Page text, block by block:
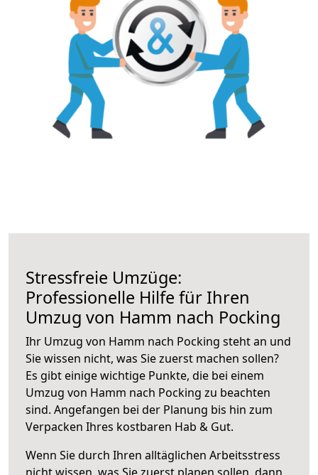
Stressfreie Umzüge:
Professionelle Hilfe für Ihren
Umzug von Hamm nach Pocking
Ihr Umzug von Hamm nach Pocking steht an und
Sie wissen nicht, was Sie zuerst machen sollen?
Es gibt einige wichtige Punkte, die bei einem
Umzug von Hamm nach Pocking zu beachten
sind. Angefangen bei der Planung bis hin zum
Verpacken Ihres kostbaren Hab & Gut.
Wenn Sie durch Ihren alltäglichen Arbeitsstress